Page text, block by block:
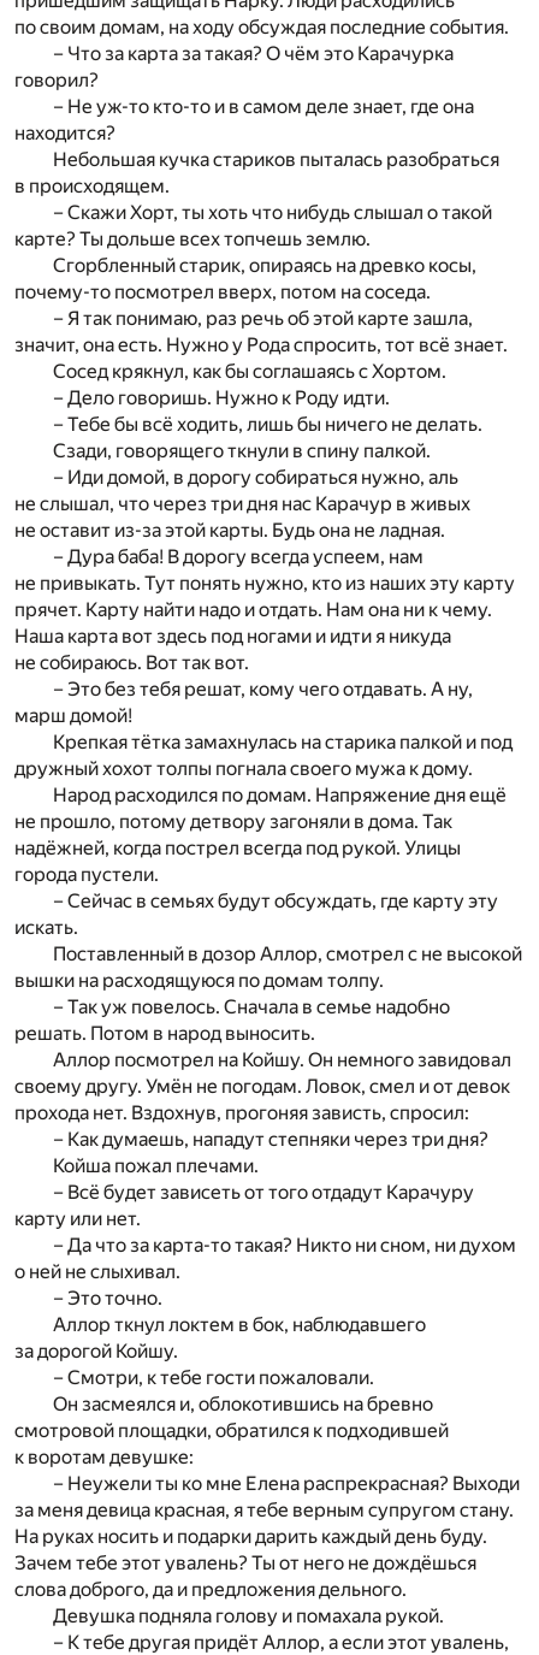
по своим домам, на ходу обсуждая последние события.
– Что за карта за такая? О чём это Карачурка
говорил?
– Не уж-то кто-то и в самом деле знает, где она
находится?
Небольшая кучка стариков пыталась разобраться
в происходящем.
– Скажи Хорт, ты хоть что нибудь слышал о такой
карте? Ты дольше всех топчешь землю.
Сгорбленный старик, опираясь на древко косы,
почему-то посмотрел вверх, потом на соседа.
– Я так понимаю, раз речь об этой карте зашла,
значит, она есть. Нужно у Рода спросить, тот всё знает.
Сосед крякнул, как бы соглашаясь с Хортом.
– Дело говоришь. Нужно к Роду идти.
– Тебе бы всё ходить, лишь бы ничего не делать.
Сзади, говорящего ткнули в спину палкой.
– Иди домой, в дорогу собираться нужно, аль
не слышал, что через три дня нас Карачур в живых
не оставит из-за этой карты. Будь она не ладная.
– Дура баба! В дорогу всегда успеем, нам
не привыкать. Тут понять нужно, кто из наших эту карту
прячет. Карту найти надо и отдать. Нам она ни к чему.
Наша карта вот здесь под ногами и идти я никуда
не собираюсь. Вот так вот.
– Это без тебя решат, кому чего отдавать. А ну,
марш домой!
Крепкая тётка замахнулась на старика палкой и под
дружный хохот толпы погнала своего мужа к дому.
Народ расходился по домам. Напряжение дня ещё
не прошло, потому детвору загоняли в дома. Так
надёжней, когда пострел всегда под рукой. Улицы
города пустели.
– Сейчас в семьях будут обсуждать, где карту эту
искать.
Поставленный в дозор Аллор, смотрел с не высокой
вышки на расходящуюся по домам толпу.
– Так уж повелось. Сначала в семье надобно
решать. Потом в народ выносить.
Аллор посмотрел на Койшу. Он немного завидовал
своему другу. Умён не погодам. Ловок, смел и от девок
прохода нет. Вздохнув, прогоняя зависть, спросил:
– Как думаешь, нападут степняки через три дня?
Койша пожал плечами.
– Всё будет зависеть от того отдадут Карачуру
карту или нет.
– Да что за карта-то такая? Никто ни сном, ни духом
о ней не слыхивал.
– Это точно.
Аллор ткнул локтем в бок, наблюдавшего
за дорогой Койшу.
– Смотри, к тебе гости пожаловали.
Он засмеялся и, облокотившись на бревно
смотровой площадки, обратился к подходившей
к воротам девушке:
– Неужели ты ко мне Елена распрекрасная? Выходи
за меня девица красная, я тебе верным супругом стану.
На руках носить и подарки дарить каждый день буду.
Зачем тебе этот увалень? Ты от него не дождёшься
слова доброго, да и предложения дельного.
Девушка подняла голову и помахала рукой.
– К тебе другая придёт Аллор, а если этот увалень,